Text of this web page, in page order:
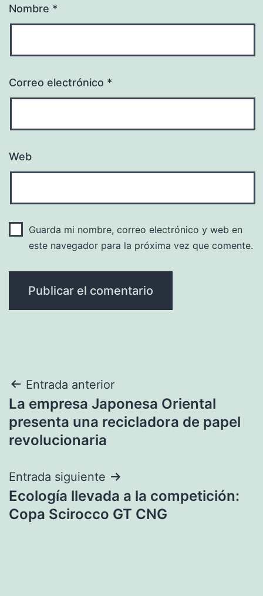
Nombre *
Correo electrónico *
Web
Guarda mi nombre, correo electrónico y web en
este navegador para la próxima vez que comente.
Navegación
de
entradas
Entrada anterior
La empresa Japonesa Oriental
presenta una recicladora de papel
revolucionaria
Entrada siguiente
Ecología llevada a la competición:
Copa Scirocco GT CNG